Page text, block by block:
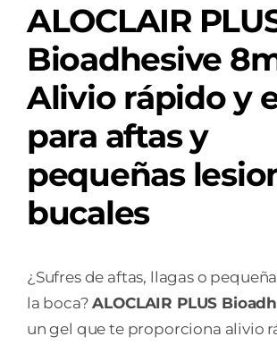
ML
cantidad
ALOCLAIR
Bioadhesive
Alivio rápido y
para aftas y
pequeñas
bucales
¿Sufres de aftas, llagas o
la boca?ALOCLAIR PLUS
un gel que te proporciona alivio